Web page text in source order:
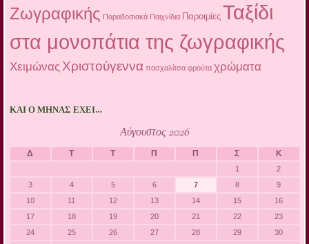
Ζωγραφικής Παραδοσιακά Παιχνίδια Παροιμίες Ταξίδι
στα μονοπάτια της ζωγραφικής
Χειμώνας Χριστούγεννα πασχαλίτσα φρούτα χρώματα
ΚΑΙ Ο ΜΉΝΑΣ ΈΧΕΙ…
Αύγουστος 2026
Δ Τ Τ Π Π Σ Κ
1
2
3
4 5 6 7 8
9
10
11 12 13 14 15
16
17
18 19 20 21 22
23
24
25 26 27 28 29
30